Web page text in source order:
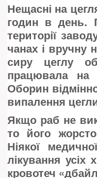
Нещасні на
годин в день.
території
чанах і вручну
сиру цеглу
працювала на
Оборин
випалення
Якщо раб не
то його
Ніякої
лікування
кровотеч